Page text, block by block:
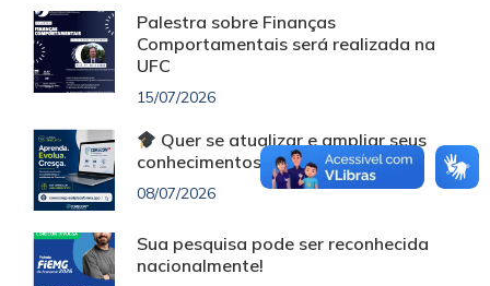
Palestra sobre Finanças
Comportamentais será realizada na
UFC
15/07/2026
Quer se atualizar e ampliar seus
conhecimentos sem custo?
08/07/2026
Sua pesquisa pode ser reconhecida
nacionalmente!